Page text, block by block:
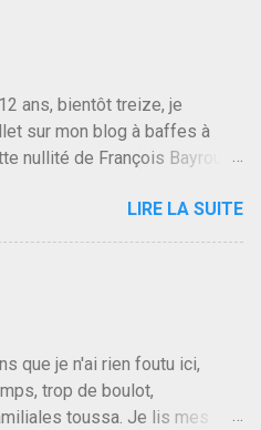
ans, bientôt treize, je
sur mon blog à baffes à
nullité de François Bayrou. Il
parle pas des couples mais
valeurs dans lesquels on
d'une partie de son électorat
qu'on l'apprend. On
Sarkozy que de Hollande,
du centre de la
quand on écoutait ses
LIRE LA SUITE
que je n'ai rien foutu ici,
trop de boulot,
toussa. Je lis mes